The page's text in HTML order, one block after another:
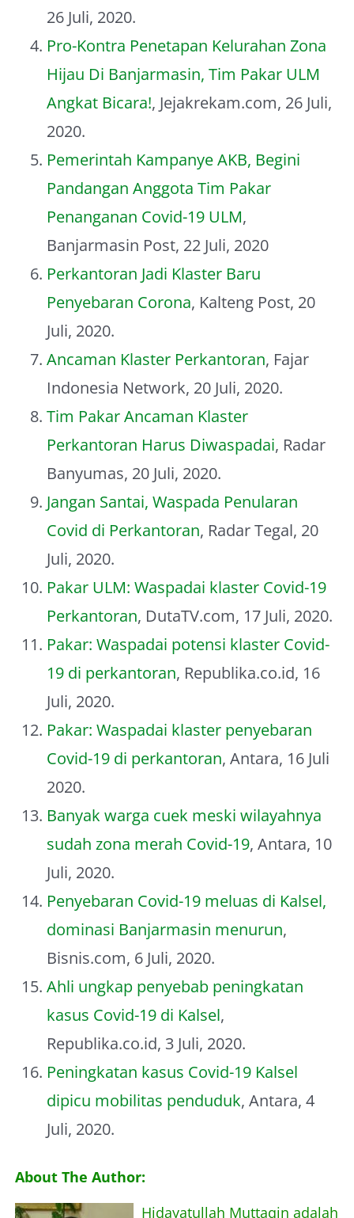
26 Juli, 2020.
Pro-Kontra Penetapan Kelurahan Zona
Hijau Di Banjarmasin, Tim Pakar ULM
Angkat Bicara!, Jejakrekam.com, 26 Juli,
2020.
Pemerintah Kampanye AKB, Begini
Pandangan Anggota Tim Pakar
Penanganan Covid-19 ULM,
Banjarmasin Post, 22 Juli, 2020
Perkantoran Jadi Klaster Baru
Penyebaran Corona, Kalteng Post, 20
Juli, 2020.
Ancaman Klaster Perkantoran, Fajar
Indonesia Network, 20 Juli, 2020.
Tim Pakar Ancaman Klaster
Perkantoran Harus Diwaspadai, Radar
Banyumas, 20 Juli, 2020.
Jangan Santai, Waspada Penularan
Covid di Perkantoran, Radar Tegal, 20
Juli, 2020.
Pakar ULM: Waspadai klaster Covid-19
Perkantoran, DutaTV.com, 17 Juli, 2020.
Pakar: Waspadai potensi klaster Covid-
19 di perkantoran, Republika.co.id, 16
Juli, 2020.
Pakar: Waspadai klaster penyebaran
Covid-19 di perkantoran, Antara, 16 Juli
2020.
Banyak warga cuek meski wilayahnya
sudah zona merah Covid-19, Antara, 10
Juli, 2020.
Penyebaran Covid-19 meluas di Kalsel,
dominasi Banjarmasin menurun,
Bisnis.com, 6 Juli, 2020.
Ahli ungkap penyebab peningkatan
kasus Covid-19 di Kalsel,
Republika.co.id, 3 Juli, 2020.
Peningkatan kasus Covid-19 Kalsel
dipicu mobilitas penduduk, Antara, 4
Juli, 2020.
About The Author:
Hidayatullah Muttaqin adalah